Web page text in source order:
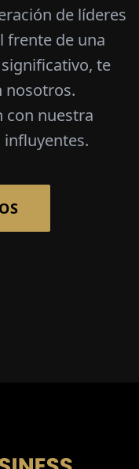
de líderes
frente de una
te
nosotros.
con nuestra
influyentes.